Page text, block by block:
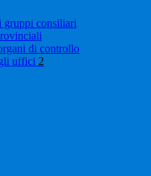
gruppi consiliari
di controllo
uffici 2